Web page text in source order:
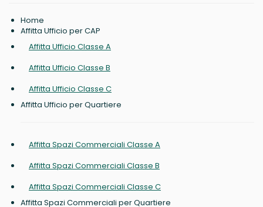
Home
Affitta Ufficio per CAP
Affitta Ufficio Classe A
Affitta Ufficio Classe B
Affitta Ufficio Classe C
Affitta Ufficio per Quartiere
Affitta Spazi Commerciali Classe A
Affitta Spazi Commerciali Classe B
Affitta Spazi Commerciali Classe C
Affitta Spazi Commerciali per Quartiere